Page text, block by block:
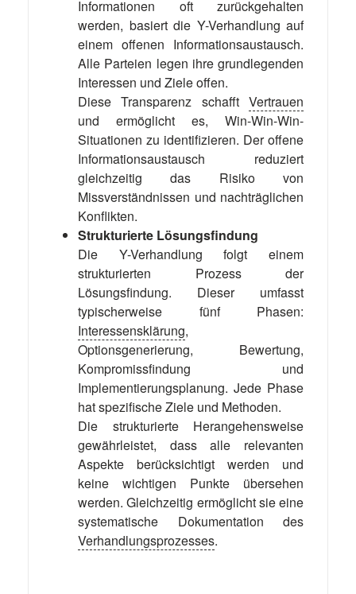
Informationen oft zurückgehalten
werden, basiert die Y-Verhandlung auf
einem offenen Informationsaustausch.
Alle Parteien legen ihre grundlegenden
Interessen und Ziele offen.
Diese Transparenz schafft Vertrauen
und ermöglicht es, Win-Win-Win-
Situationen zu identifizieren. Der offene
Informationsaustausch reduziert
gleichzeitig das Risiko von
Missverständnissen und nachträglichen
Konflikten.
Strukturierte Lösungsfindung
Die Y-Verhandlung folgt einem
strukturierten Prozess der
Lösungsfindung. Dieser umfasst
typischerweise fünf Phasen:
Interessensklärung,
Optionsgenerierung, Bewertung,
Kompromissfindung und
Implementierungsplanung. Jede Phase
hat spezifische Ziele und Methoden.
Die strukturierte Herangehensweise
gewährleistet, dass alle relevanten
Aspekte berücksichtigt werden und
keine wichtigen Punkte übersehen
werden. Gleichzeitig ermöglicht sie eine
systematische Dokumentation des
Verhandlungsprozesses.